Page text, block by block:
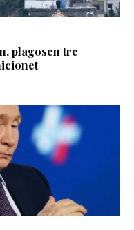
plagosen tre